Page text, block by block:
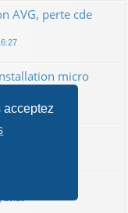
acceptez
AVG, perte cde
micro
nov. 2014, 21:47